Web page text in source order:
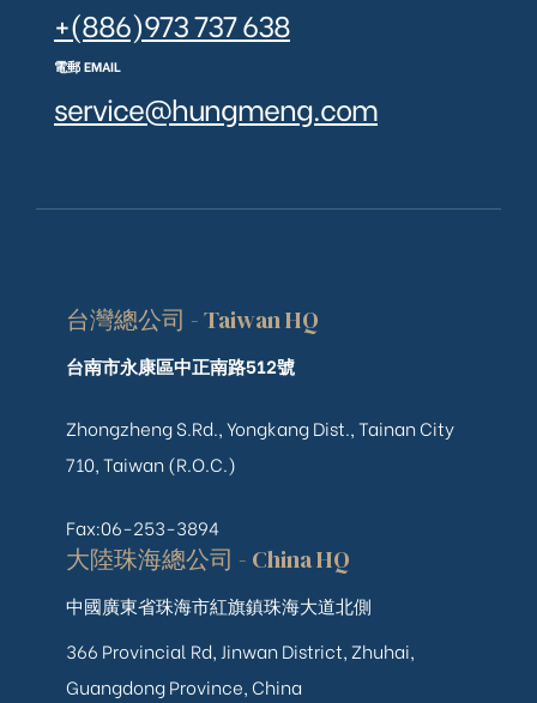
+(886)973 737 638
電郵 EMAIL
service@hungmeng.com
台灣總公司 - Taiwan HQ
台南市永康區中正南路512號
Zhongzheng S.Rd., Yongkang Dist., Tainan City
710, Taiwan (R.O.C.)
Fax:06-253-3894
大陸珠海總公司 - China HQ
中國廣東省珠海市紅旗鎮珠海大道北側
366 Provincial Rd, Jinwan District, Zhuhai,
Guangdong Province, China